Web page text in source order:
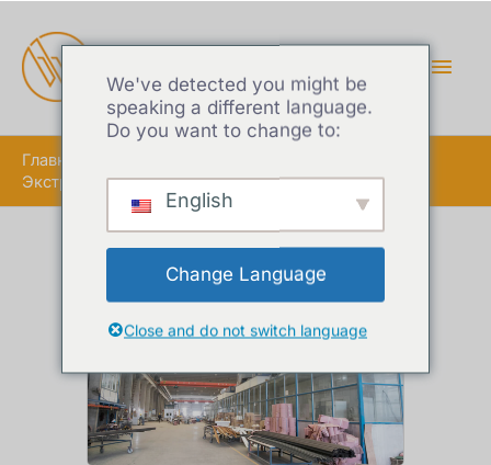
Главная
Экструдированные алюминиевые профили ПВДФ
We've detected you might be
speaking a different language.
Do you want to change to:
English
Change Language
Close and do not switch language